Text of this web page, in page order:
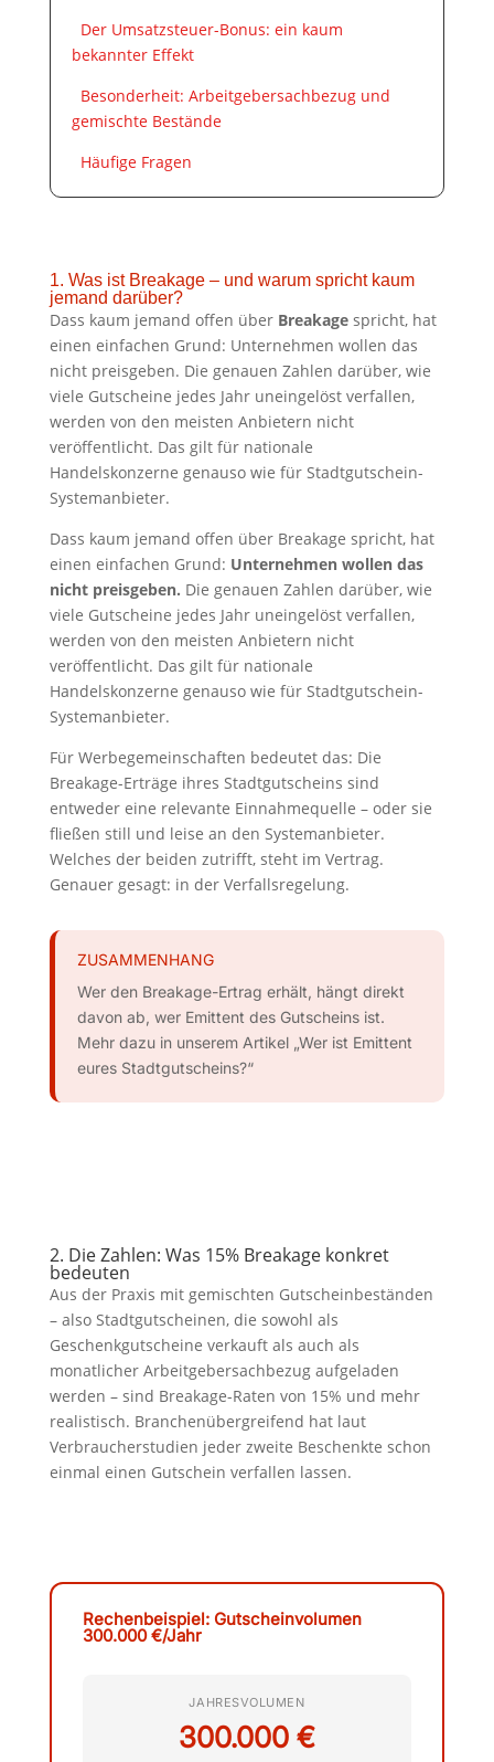
Der Umsatzsteuer-Bonus: ein kaum
bekannter Effekt
Besonderheit: Arbeitgebersachbezug und
gemischte Bestände
Häufige Fragen
1. Was ist Breakage – und warum spricht kaum
jemand darüber?
Dass kaum jemand offen über Breakagespricht, hat
einen einfachen Grund: Unternehmen wollen das
nicht preisgeben. Die genauen Zahlen darüber, wie
viele Gutscheine jedes Jahr uneingelöst verfallen,
werden von den meisten Anbietern nicht
veröffentlicht. Das gilt für nationale
Handelskonzerne genauso wie für Stadtgutschein-
Systemanbieter.
Dass kaum jemand offen über Breakage spricht, hat
einen einfachen Grund: Unternehmen wollen das
nicht preisgeben. Die genauen Zahlen darüber, wie
viele Gutscheine jedes Jahr uneingelöst verfallen,
werden von den meisten Anbietern nicht
veröffentlicht. Das gilt für nationale
Handelskonzerne genauso wie für Stadtgutschein-
Systemanbieter.
Für Werbegemeinschaften bedeutet das: Die
Breakage-Erträge ihres Stadtgutscheins sind
entweder eine relevante Einnahmequelle – oder sie
fließen still und leise an den Systemanbieter.
Welches der beiden zutrifft, steht im Vertrag.
Genauer gesagt: in der Verfallsregelung.
ZUSAMMENHANG
Wer den Breakage-Ertrag erhält, hängt direkt
davon ab, wer Emittent des Gutscheins ist.
Mehr dazu in unserem Artikel „Wer ist Emittent
eures Stadtgutscheins?“
2. Die Zahlen: Was 15% Breakage konkret
bedeuten
Aus der Praxis mit gemischten Gutscheinbeständen
– also Stadtgutscheinen, die sowohl als
Geschenkgutscheine verkauft als auch als
monatlicher Arbeitgebersachbezug aufgeladen
werden – sind Breakage-Raten von 15% und mehr
realistisch. Branchenübergreifend hat laut
Verbraucherstudien jeder zweite Beschenkte schon
einmal einen Gutschein verfallen lassen.
Rechenbeispiel: Gutscheinvolumen
300.000 €/Jahr
JAHRESVOLUMEN
300.000 €